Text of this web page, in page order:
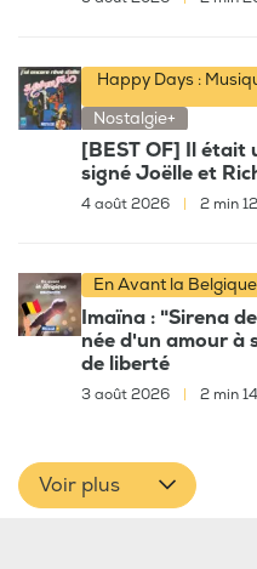
Happy Days :
Nostalgie+
[BEST OF] Il était
signé Joëlle et
4 août 2026 2 min
En Avant la
Imaïna : "Sirena
née d'un amour à
de liberté
3 août 2026 2 min
Voir plus